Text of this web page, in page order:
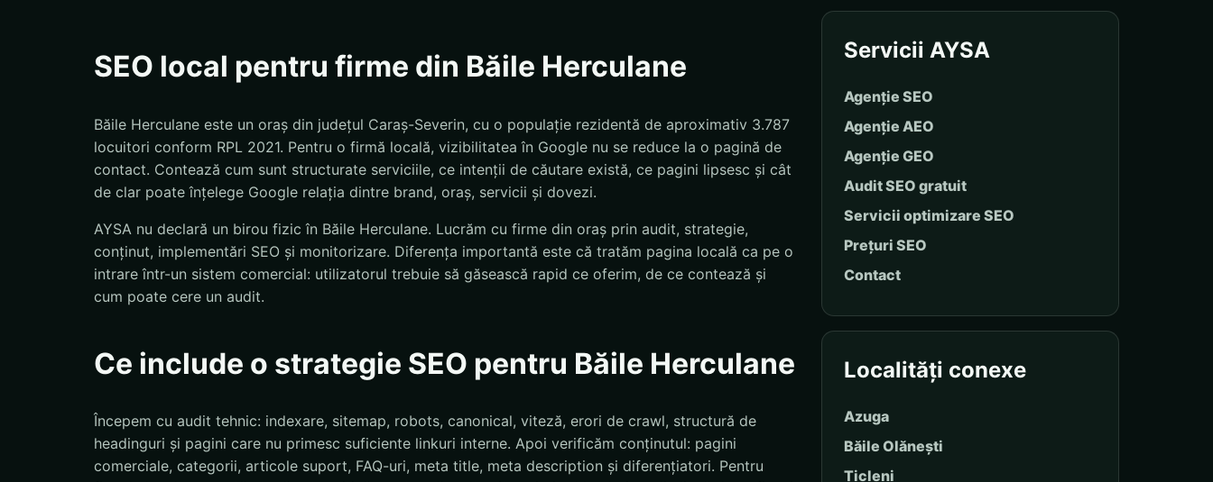
SEO local pentru firme din Băile Herculane
Băile Herculane este un oraș din județul Caraș-Severin, cu o populație rezidentă de aproximativ 3.787
locuitori conform RPL 2021. Pentru o firmă locală, vizibilitatea în Google nu se reduce la o pagină de
contact. Contează cum sunt structurate serviciile, ce intenții de căutare există, ce pagini lipsesc și cât
de clar poate înțelege Google relația dintre brand, oraș, servicii și dovezi.
AYSA nu declară un birou fizic în Băile Herculane. Lucrăm cu firme din oraș prin audit, strategie,
conținut, implementări SEO și monitorizare. Diferența importantă este că tratăm pagina locală ca pe o
intrare într-un sistem comercial: utilizatorul trebuie să găsească rapid ce oferim, de ce contează și
cum poate cere un audit.
Ce include o strategie SEO pentru Băile Herculane
Începem cu audit tehnic: indexare, sitemap, robots, canonical, viteză, erori de crawl, structură de
headinguri și pagini care nu primesc suficiente linkuri interne. Apoi verificăm conținutul: pagini
comerciale, categorii, articole suport, FAQ-uri, meta title, meta description și diferențiatori. Pentru
Servicii AYSA
Agenție SEO
Agenție AEO
Agenție GEO
Audit SEO gratuit
Servicii optimizare SEO
Prețuri SEO
Contact
Localități conexe
Azuga
Băile Olănești
Țicleni